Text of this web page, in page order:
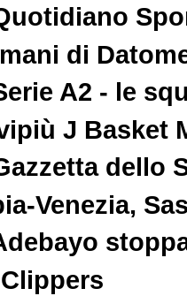
di
A2 - le
J Basket
dello
Venezia,